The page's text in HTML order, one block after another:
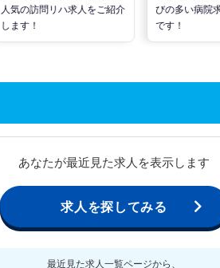
人気の訪問リハ求人をご紹介
します！
びの多い病院
です！
あなたが最近見た求人を表示します
求人を探してみる
最近見た求人一覧ページから、